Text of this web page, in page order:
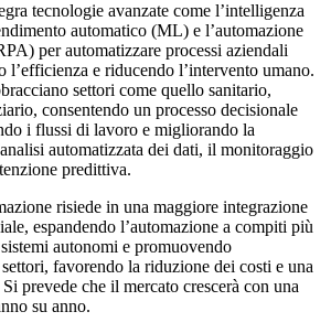
tecnologie avanzate come l’intelligenza
automatico (ML) e l’automazione
per automatizzare processi aziendali
l’efficienza e riducendo l’intervento umano.
settori come quello sanitario,
consentendo un processo decisionale
i flussi di lavoro e migliorando la
automatizzata dei dati, il monitoraggio
predittiva.
risiede in una maggiore integrazione
espandendo l’automazione a compiti più
autonomi e promuovendo
favorendo la riduzione dei costi e una
prevede che il mercato crescerà con una
su anno.